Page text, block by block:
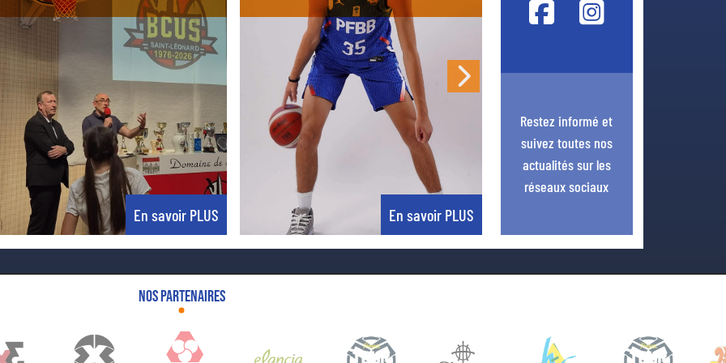
En savoir PLUS En savoir PLUS
Next
Restez informé et
suivez toutes nos
actualités sur les
réseaux sociaux
Nos partenaires